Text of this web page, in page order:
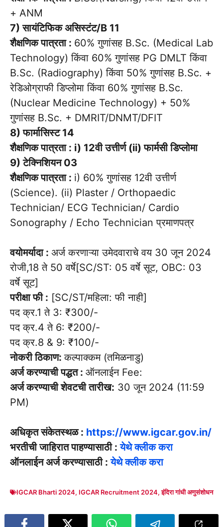
+ ANM
7) सायंटिफिक असिस्टंट/B 11
शैक्षणिक पात्रता : 60% गुणांसह B.Sc. (Medical Lab
Technology) किंवा 60% गुणांसह PG DMLT किंवा
B.Sc. (Radiography) किंवा 50% गुणांसह B.Sc. +
रेडिओग्राफी डिप्लोमा किंवा 60% गुणांसह B.Sc.
(Nuclear Medicine Technology) + 50%
गुणांसह B.Sc. + DMRIT/DNMT/DFIT
8) फार्मासिस्ट 14
शैक्षणिक पात्रता : i) 12वी उत्तीर्ण (ii) फार्मसी डिप्लोमा
9) टेक्निशियन 03
शैक्षणिक पात्रता : i) 60% गुणांसह 12वी उत्तीर्ण
(Science). (ii) Plaster / Orthopaedic
Technician/ ECG Technician/ Cardio
Sonography / Echo Technician प्रमाणपत्र
वयोमर्यादा : अर्ज करणाऱ्या उमेदवाराचे वय 30 जून 2024
रोजी,18 ते 50 वर्षे[SC/ST: 05 वर्षे सूट, OBC: 03
वर्षे सूट]
परीक्षा फी : [SC/ST/महिला: फी नाही]
पद क्र.1 ते 3: ₹300/-
पद क्र.4 ते 6: ₹200/-
पद क्र.8 & 9: ₹100/-
नोकरी ठिकाण:कल्पाक्कम (तमिळनाडु)
अर्ज करण्याची पद्धत : ऑनलाईन Fee:
अर्ज करण्याची शेवटची तारीख: 30 जून 2024 (11:59
PM)
अधिकृत संकेतस्थळ : https://www.igcar.gov.in/
भरतीची जाहिरात पाहण्यासाठी :येथे क्लीक करा
ऑनलाईन अर्ज करण्यासाठी :येथे क्लीक करा
IGCAR Bharti 2024, IGCAR Recruitment 2024,इंदिरा गांधी अणुसंशोधन